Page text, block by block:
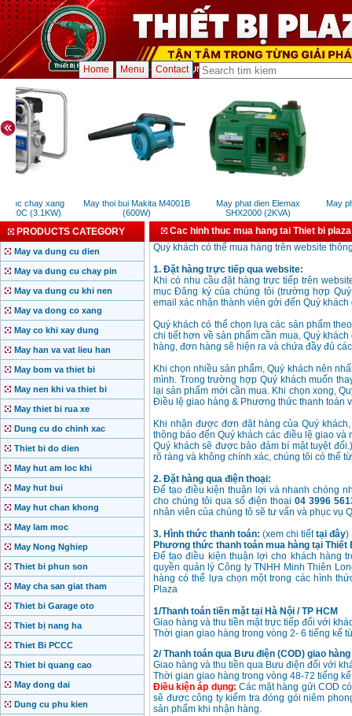
Home Menu Contact
chay xang
(3.1KW)
May thoi bui Makita M4001B
(600W)
May phat dien Elemax
SHX2000 (2KVA)
May
PRODUCTS CATEGORY
May va dung cu dien
May va dung cu chay pin
May va dung cu khi nen
May va dong co xang
May co khi xay dung
May han va vat lieu han
May bom va thiet bi
May nen khi va thiet bi
May thiet bi rua xe
Dung cu do chinh xac
Thiet bi do dien
May hut am loc khi
May hut bui
May hut chan khong
May lam moc
May Nong Nghiep
Thiet bi phun son
May cha san giat tham
Thiet bi Garage oto
Thiet bị nang ha
Thiet Bi PCCC
Thiet bi quang cao
May dong dai
Dung cu phu kien
Cac hinh thuc mua hang tai Thiet bi plaza
Quý khách có thể mua hàng trên website
1. Đặt hàng trực tiếp qua website:
Khi có nhu cầu đặt hàng trực tiếp trên
mục Đăng ký của chúng tôi (trường hợp
email xác nhận thành viên gởi đến Quý
Quý khách có thể chọn lựa các sản phẩm
chi tiết hơn về sản phẩm cần mua, Quý
hàng, đơn hàng sẽ hiện ra và chứa đầy đủ
Khi chọn nhiều sản phẩm, Quý khách nên
mình. Trong trường hợp Quý khách muốn
lại sản phẩm mới cần mua. Khi chọn xong,
Điều lệ giao hàng & Phương thức thanh toán
Khi nhận được đơn đặt hàng của Quý
thông báo đến Quý khách các điều lệ giao
Quý khách sẽ được bảo đảm bí mật tuyệt
rõ ràng và không chính xác, chúng tôi có thể
2. Đặt hàng qua điện thoại:
Để tạo điều kiện thuận lợi và nhanh chóng
cho chúng tôi qua số điện thoại04 3996
nhân viên của chúng tô sẽ tư vấn và phục vụ
3. Hình thức thanh toán: (xem chi tiếttại đây)
Phương thức thanh toán mua hàng tại Thiết
Để tạo điều kiện thuận lợi cho khách hàng
quyền quản lý Công ty TNHH Minh Thiên
hàng có thể lựa chọn một trong các hình
Plaza
1/Thanh toán tiền mặt tại Hà Nội / TP HCM
Giao hàng và thu tiền mặt trực tiếp đối với
Thời gian giao hàng trong vòng 2- 6 tiếng kể
2/ Thanh toán qua Bưu điện (COD) giao
Giao hàng và thu tiền qua Bưu điện đối với
Thời gian giao hàng trong vòng 48-72 tiếng
Điều kiện áp dụng: Các mặt hàng gửi COD
sẽ được công ty kiểm tra đóng gói niêm
sản phẩm khi nhận hàng.